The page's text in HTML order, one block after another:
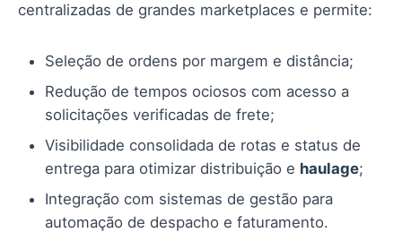
centralizadas de grandes marketplaces e permite:
Seleção de ordens por margem e distância;
Redução de tempos ociosos com acesso a
solicitações verificadas de frete;
Visibilidade consolidada de rotas e status de
entrega para otimizar distribuição e haulage;
Integração com sistemas de gestão para
automação de despacho e faturamento.